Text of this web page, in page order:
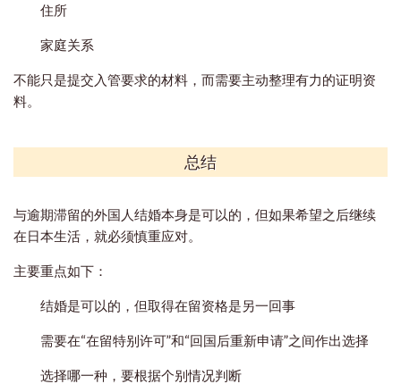
住所
家庭关系
不能只是提交入管要求的材料，而需要主动整理有力的证明资
料。
总结
与逾期滞留的外国人结婚本身是可以的，但如果希望之后继续
在日本生活，就必须慎重应对。
主要重点如下：
结婚是可以的，但取得在留资格是另一回事
需要在“在留特别许可”和“回国后重新申请”之间作出选择
选择哪一种，要根据个别情况判断